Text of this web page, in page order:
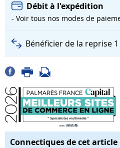
Débit à l'expédition
- Voir tous nos modes de
Bénéficier de la reprise
Connectiques de cet article